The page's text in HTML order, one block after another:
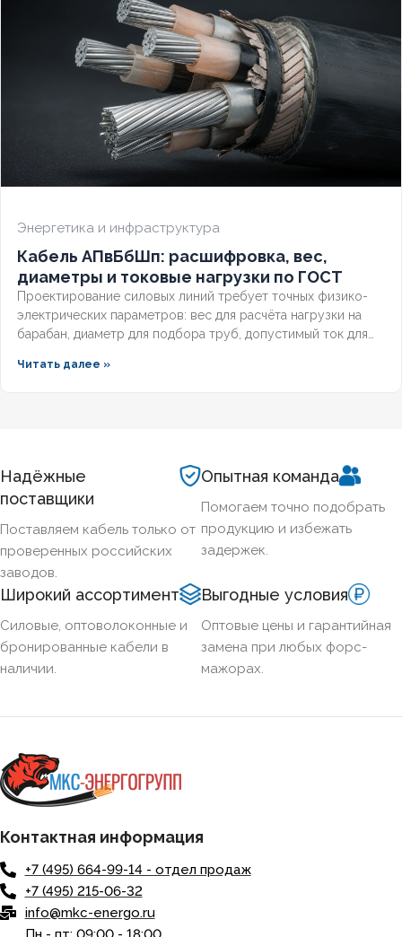
Энергетика и инфраструктура
Кабель АПвБбШп: расшифровка, вес,
диаметры и токовые нагрузки по ГОСТ
Проектирование силовых линий требует точных физико-
электрических параметров: вес для расчёта нагрузки на
барабан, диаметр для подбора труб, допустимый ток для
алюминиевых бронированных кабелей с изоляцией из
Читать далее »
Надёжные
поставщики
Поставляем кабель только от
проверенных российских
заводов.
Опытная команда
Помогаем точно подобрать
продукцию и избежать
задержек.
Широкий ассортимент
Силовые, оптоволоконные и
бронированные кабели в
наличии.
Выгодные условия
Оптовые цены и гарантийная
замена при любых форс-
мажорах.
Контактная информация
+7 (495) 664-99-14 - отдел продаж
+7 (495) 215-06-32
info@mkc-energo.ru